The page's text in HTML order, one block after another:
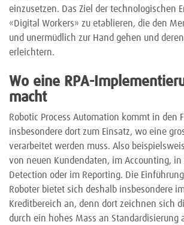
einzusetzen. Das Ziel der technologischen
«Digital Workers» zu etablieren, die den
und unermüdlich zur Hand gehen und
erleichtern.
Wo eine RPA-
macht
Robotic Process Automation kommt in den
insbesondere dort zum Einsatz, wo eine
verarbeitet werden muss. Also
von neuen Kundendaten, im Accounting, in
Detection oder im Reporting. Die
Roboter bietet sich deshalb insbesondere
Kreditbereich an, denn dort zeichnen sich
durch ein hohes Mass an Standardisierung